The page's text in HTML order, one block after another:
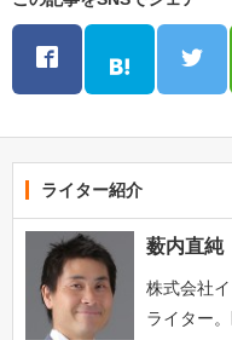
ライター紹介
薮内直純
株式会社
ライター